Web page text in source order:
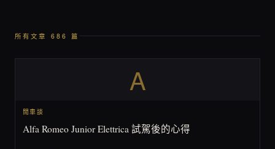
所有文章 686 篇
A
閒車談
Alfa Romeo Junior Elettrica 試駕後的心得